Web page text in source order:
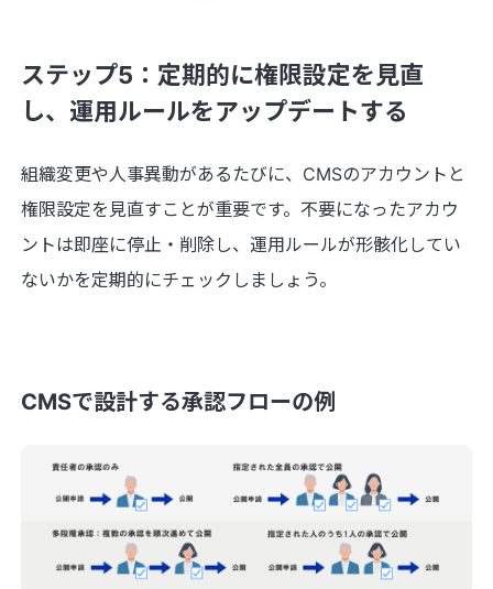
ステップ5：定期的に権限設定を見直
し、運用ルールをアップデートする
組織変更や人事異動があるたびに、CMSのアカウントと
権限設定を見直すことが重要です。不要になったアカウ
ントは即座に停止・削除し、運用ルールが形骸化してい
ないかを定期的にチェックしましょう。
CMSで設計する承認フローの例